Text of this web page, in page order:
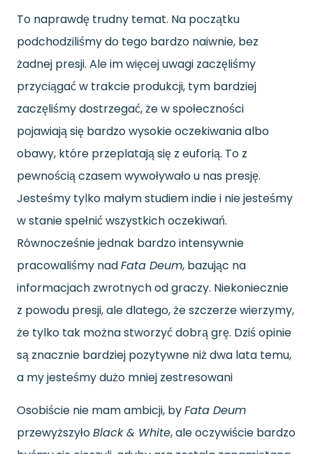
To naprawdę trudny temat. Na początku
podchodziliśmy do tego bardzo naiwnie, bez
żadnej presji. Ale im więcej uwagi zaczęliśmy
przyciągać w trakcie produkcji, tym bardziej
zaczęliśmy dostrzegać, że w społeczności
pojawiają się bardzo wysokie oczekiwania albo
obawy, które przeplatają się z euforią. To z
pewnością czasem wywoływało u nas presję.
Jesteśmy tylko małym studiem indie i nie jesteśmy
w stanie spełnić wszystkich oczekiwań.
Równocześnie jednak bardzo intensywnie
pracowaliśmy nadFata Deum, bazując na
informacjach zwrotnych od graczy. Niekoniecznie
z powodu presji, ale dlatego, że szczerze wierzymy,
że tylko tak można stworzyć dobrą grę. Dziś opinie
są znacznie bardziej pozytywne niż dwa lata temu,
a my jesteśmy dużo mniej zestresowani
Osobiście nie mam ambicji, byFata Deum
przewyższyłoBlack & White, ale oczywiście bardzo